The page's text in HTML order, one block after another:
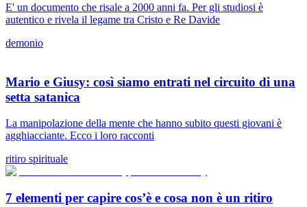
E' un documento che risale a 2000 anni fa. Per gli studiosi è
autentico e rivela il legame tra Cristo e Re Davide
demonio
Mario e Giusy: così siamo entrati nel circuito di una
setta satanica
La manipolazione della mente che hanno subito questi giovani è
agghiacciante. Ecco i loro racconti
ritiro spirituale
7 elementi per capire cos’è e cosa non è un ritiro